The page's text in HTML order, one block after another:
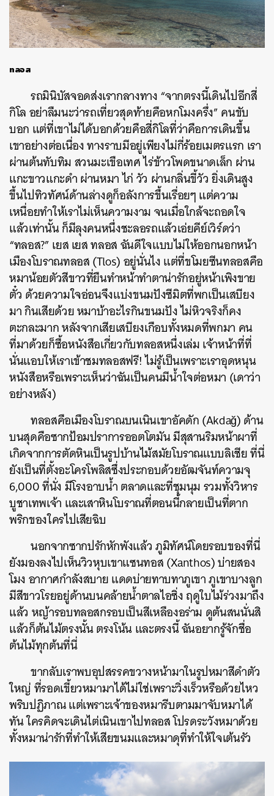
ทลอส
รถมินิบัสจอดส่งเรากลางทาง “จากตรงนี้เดินไปอีกสี่
กิโล อย่าลืมนะว่ารถเที่ยวสุดท้ายคือหกโมงครึ่ง” คนขับ
บอก แต่ที่เขาไม่ได้บอกด้วยคือสี่กิโลที่ว่าคือการเดินขึ้น
เขาอย่างต่อเนื่อง ทางราบมีอยู่เพียงไม่กี่ร้อยเมตรแรก เรา
ผ่านต้นทับทิม สวนมะเขือเทศ ไร่ข้าวโพดขนาดเล็ก ผ่าน
แกะขาวแกะดำ ผ่านหมา ไก่ วัว ผ่านกลิ่นขี้วัว ยิ่งเดินสูง
ขึ้นไปทิวทัศน์ด้านล่างดูก็อลังการขึ้นเรื่อยๆ แต่ความ
เหนื่อยทำให้เราไม่เห็นความงาม จนเมื่อใกล้จะถอดใจ
แล้วเท่านั้น ก็มีลุงคนหนึ่งชะลอรถแล้วเอ่ยคีย์เวิร์ดว่า
“ทลอส?” เยส เยส ทลอส ฉันดีใจแบบไม่ให้ออกนอกหน้า
เมืองโบราณทลอส (Tlos) อยู่นั่นไง แต่ที่ขโมยซีนทลอสคือ
หมาน้อยตัวสีขาวที่ยืนทำหน้าทำตาน่ารักอยู่หน้าเพิงขาย
ตั๋ว ด้วยความใจอ่อนจึงแบ่งขนมปังซีมิตที่พกเป็นเสบียง
มา กินเสียด้วย หมาบ้าอะไรกินขนมปัง ไม่หิวจริงก็คง
ตะกละมาก หลังจากเสียเสบียงเกือบทั้งหมดที่พกมา คน
ที่มาด้วยก็ซื้อหนังสือเกี่ยวกับทลอสหนึ่งเล่ม เจ้าหน้าที่ที่
นั่นแอบให้เราเข้าชมทลอสฟรี! ไม่รู้เป็นเพราะเราอุดหนุน
หนังสือหรือเพราะเห็นว่าฉันเป็นคนมีน้ำใจต่อหมา (เดาว่า
อย่างหลัง)
ทลอสคือเมืองโบราณบนเนินเขาอัคดัก (Akdağ) ด้าน
บนสุดคือซากป้อมปราการออตโตมัน มีสุสานริมหน้าผาที่
เกิดจากการตัดหินเป็นรูปบ้านไม้สมัยโบราณแบบลิเชีย ที่นี่
ยังเป็นที่ตั้งอะโครโพลิสซึ่งประกอบด้วยอัฒจันท์ความจุ
6,000 ที่นั่ง มีโรงอาบน้ำ ตลาดและที่ชุมนุม รวมทั้งวิหาร
บูชาเทพเจ้า และเสาหินโบราณที่ตอนนี้กลายเป็นที่ตาก
พริกของใครไปเสียฉิบ
นอกจากซากปรักหักพังแล้ว ภูมิทัศน์โดยรอบของที่นี่
ยังมองลงไปเห็นวิวหุบเขาแซนทอส (Xanthos) บ่ายสอง
โมง อากาศกำลังสบาย แดดบ่ายทาบทาภูเขา ภูเขาบางลูก
มีสีขาวโรยอยู่ด้านบนคล้ายน้ำตาลไอซิ่ง ฤดูใบไม้ร่วงมาถึง
แล้ว หญ้ารอบทลอสกรอบเป็นสีเหลืองอร่าม ดูต้นสนนั่นสิ
แล้วก็ต้นไม้ตรงนั้น ตรงโน้น และตรงนี้ ฉันอยากรู้จักชื่อ
ต้นไม้ทุกต้นที่นี่
ขากลับเราพบอุปสรรคขวางหน้ามาในรูปหมาสีดำตัว
ใหญ่ ที่รอดเขี้ยวหมามาได้ไม่ใช่เพราะวิ่งเร็วหรือด้วยไหว
พริบปฏิภาณ แต่เพราะเจ้าของหมารีบตามมาจับหมาได้
ทัน ใครคิดจะเดินไต่เนินเขาไปทลอส โปรดระวังหมาด้วย
ทั้งหมาน่ารักที่ทำให้เสียขนมและหมาดุที่ทำให้ใจเต้นรัว